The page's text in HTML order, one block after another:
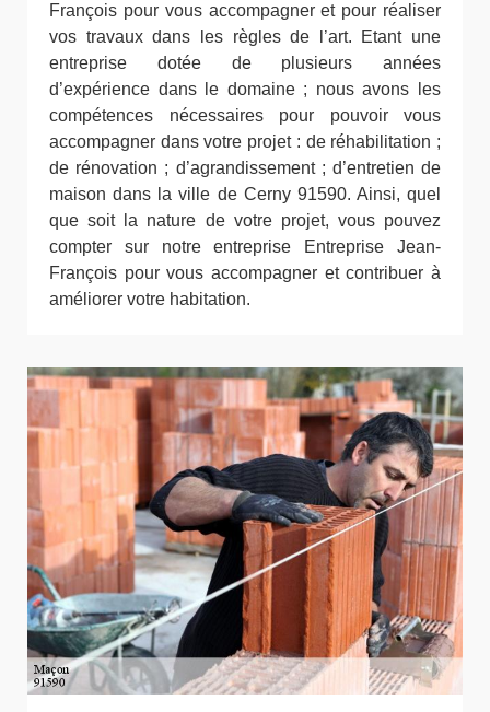
François pour vous accompagner et pour réaliser
vos travaux dans les règles de l’art. Etant une
entreprise dotée de plusieurs années
d’expérience dans le domaine ; nous avons les
compétences nécessaires pour pouvoir vous
accompagner dans votre projet : de réhabilitation ;
de rénovation ; d’agrandissement ; d’entretien de
maison dans la ville de Cerny 91590. Ainsi, quel
que soit la nature de votre projet, vous pouvez
compter sur notre entreprise Entreprise Jean-
François pour vous accompagner et contribuer à
améliorer votre habitation.